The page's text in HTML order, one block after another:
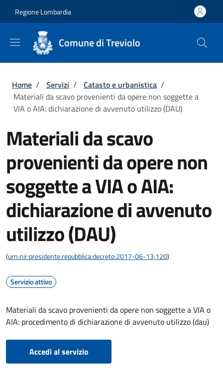
Regione Lombardia
Comune di Treviolo
Briciole di pane
Home / Servizi / Catasto e urbanistica /
Materiali da scavo provenienti da opere non soggette a
VIA o AIA: dichiarazione di avvenuto utilizzo (DAU)
Materiali da scavo
provenienti da opere non
soggette a VIA o AIA:
dichiarazione di avvenuto
utilizzo (DAU)
(urn:nir:presidente.repubblica:decreto:2017-06-13;120)
Servizio attivo
Materiali da scavo provenienti da opere non soggette a VIA o
AIA: procedimento di dichiarazione di avvenuto utilizzo (dau)
Accedi al servizio